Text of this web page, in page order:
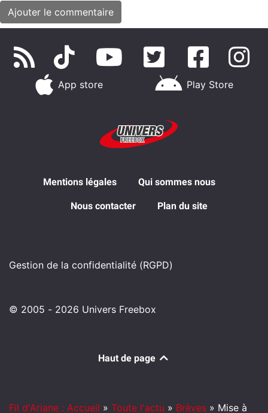
App store Play Store
Mentions légales Qui sommes nous
Nous contacter Plan du site
Gestion de la confidentialité (RGPD)
© 2005 - 2026 Univers Freebox
Haut de page
Fil d'Ariane : Accueil » Toute l'actu » Brèves » Mise à